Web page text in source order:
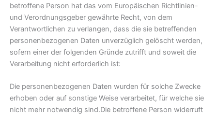
betroffene Person hat das vom Europäischen Richtlinien-
und Verordnungsgeber gewährte Recht, von dem
Verantwortlichen zu verlangen, dass die sie betreffenden
personenbezogenen Daten unverzüglich gelöscht werden,
sofern einer der folgenden Gründe zutrifft und soweit die
Verarbeitung nicht erforderlich ist:
Die personenbezogenen Daten wurden für solche Zwecke
erhoben oder auf sonstige Weise verarbeitet, für welche sie
nicht mehr notwendig sind.Die betroffene Person widerruft